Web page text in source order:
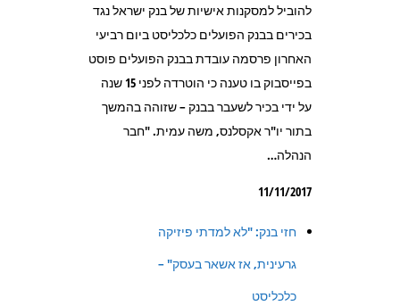
להוביל למסקנות אישיות של בנק ישראל נגד
בכירים בבנק הפועלים כלכליסט ביום רביעי
האחרון פרסמה עובדת בבנק הפועלים פוסט
בפייסבוק בו טענה כי הוטרדה לפני 15 שנה
על ידי בכיר לשעבר בבנק – שזוהה בהמשך
בתור יו"ר אקסלנס, משה עמית. "חבר
הנהלה…
11/11/2017
חזי בנק: "לא למדתי פיזיקה
גרעינית, אז אשאר בעסק" –
כלכליסט